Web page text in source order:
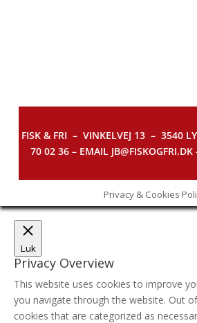
FISK & FRI – VINKELVEJ 13 – 3540
70 02 36 – EMAIL
Privacy & Cookies
Luk
Privacy Overview
This website uses cookies to improve
you navigate through the website. Out
cookies that are categorized as